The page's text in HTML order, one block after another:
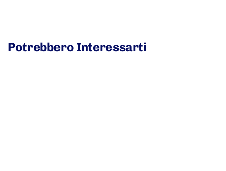
Potrebbero Interessarti